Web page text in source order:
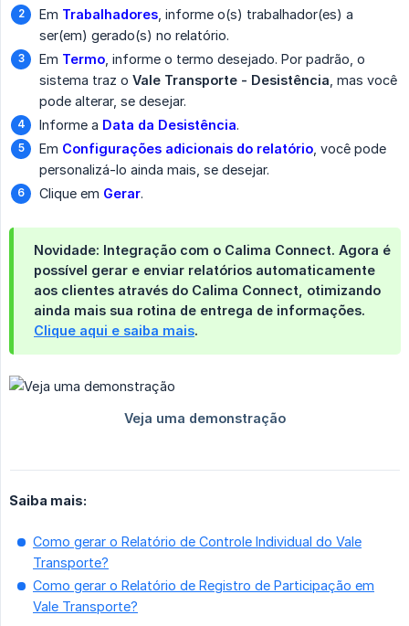
Em Trabalhadores , informe o(s) trabalhador(es) a
ser(em) gerado(s) no relatório.
Em Termo , informe o termo desejado. Por padrão, o
sistema traz o Vale Transporte - Desistência , mas você
pode alterar, se desejar.
Informe a Data da Desistência.
Em Configurações adicionais do relatório , você pode
personalizá-lo ainda mais, se desejar.
Clique em Gerar.
Novidade: Integração com o Calima Connect. Agora é
possível gerar e enviar relatórios automaticamente
aos clientes através do Calima Connect , otimizando
ainda mais sua rotina de entrega de informações.
Clique aqui e saiba mais.
Saiba mais:
Como gerar o Relatório de Controle Individual do Vale
Transporte?
Como gerar o Relatório de Registro de Participação em
Vale Transporte?